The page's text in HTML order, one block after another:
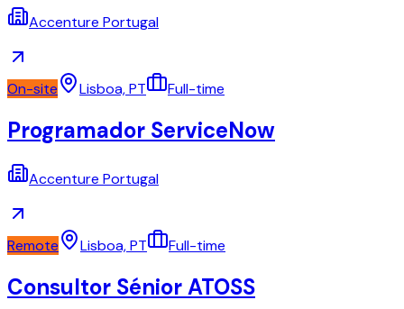
Accenture Portugal
On-site Lisboa, PT Full-time
Programador ServiceNow
Accenture Portugal
Remote Lisboa, PT Full-time
Consultor Sénior ATOSS